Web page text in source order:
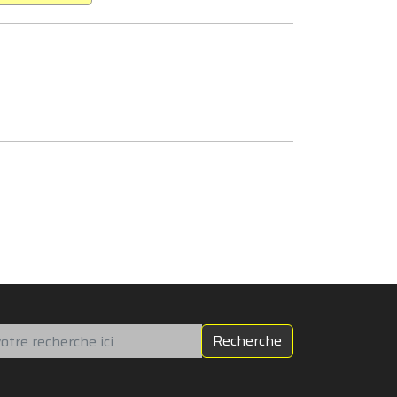
Recherche